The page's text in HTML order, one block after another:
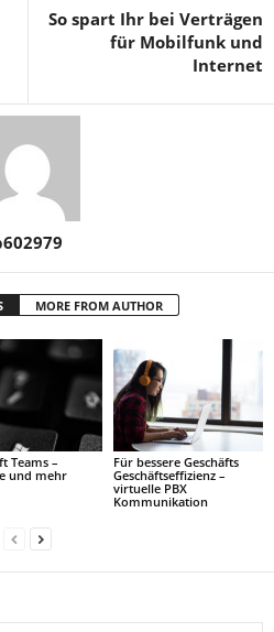
So spart Ihr bei Verträgen
für Mobilfunk und
Internet
MORE FROM AUTHOR
Teams –
und mehr
Für bessere Geschäfts
Geschäftseffizienz –
virtuelle PBX
Kommunikation